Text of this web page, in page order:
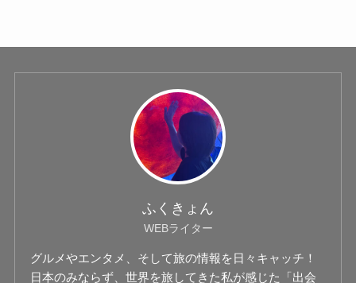
ふくきょん
WEBライター
グルメやエンタメ、そして旅の情報を日々キャッチ！
日本のみならず、世界を旅してきた私が感じた「出会